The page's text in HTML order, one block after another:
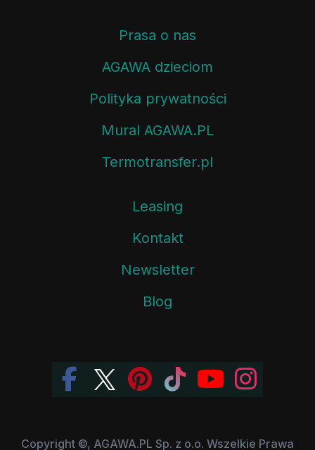
Prasa o nas
AGAWA dzieciom
Polityka prywatności
Mural AGAWA.PL
Termotransfer.pl
Leasing
Kontakt
Newsletter
Blog
Copyright ©, AGAWA.PL Sp. z o.o. Wszelkie Prawa